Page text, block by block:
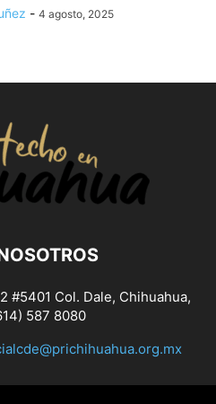
- 4 agosto, 2025
#5401 Col. Dale, Chihuahua,
587 8080